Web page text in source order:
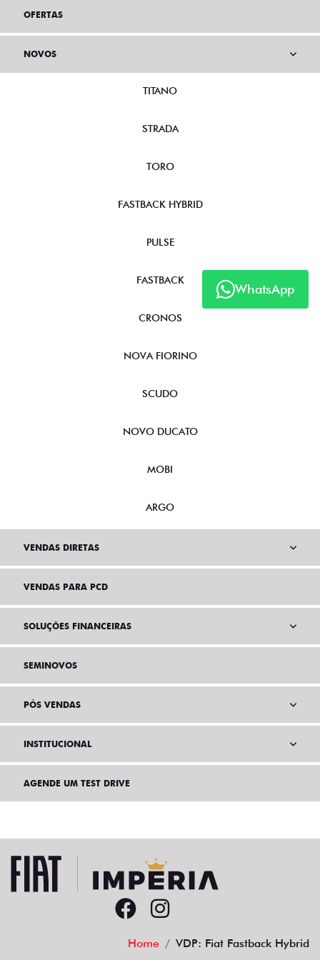
WhatsApp
OFERTAS
NOVOS
TITANO
STRADA
TORO
FASTBACK HYBRID
PULSE
FASTBACK
CRONOS
NOVA FIORINO
SCUDO
NOVO DUCATO
MOBI
ARGO
VENDAS DIRETAS
VENDAS PARA PCD
SOLUÇÕES FINANCEIRAS
SEMINOVOS
PÓS VENDAS
INSTITUCIONAL
AGENDE UM TEST DRIVE
Home VDP: Fiat Fastback Hybrid